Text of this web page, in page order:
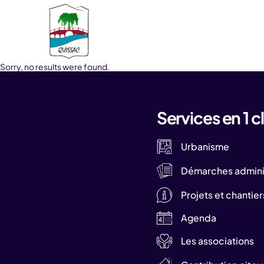
Aller au contenu
Sorry, no results were found.
Services en 1
Urbanisme
Démarches
Projets et
Agenda
Les associations